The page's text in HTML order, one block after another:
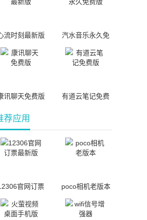
流时刻最新版
汽水音乐永久免
讯聊天免费版
有道云笔记免费
荐应用
官网订票
poco相机老版本